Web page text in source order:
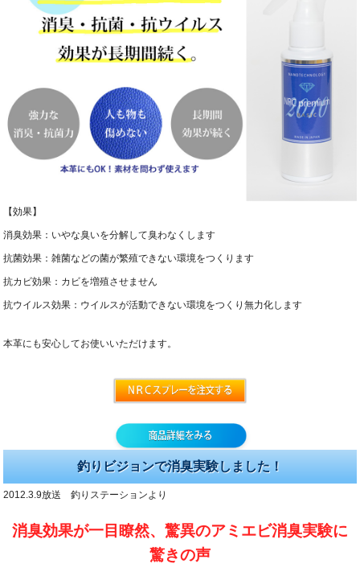
【効果】
消臭効果：いやな臭いを分解して臭わなくします
抗菌効果：雑菌などの菌が繁殖できない環境をつくります
抗カビ効果：カビを増殖させません
抗ウイルス効果：ウイルスが活動できない環境をつくり無力化します
本革にも安心してお使いいただけます。
釣りビジョンで消臭実験しました！
2012.3.9放送 釣りステーションより
消臭効果が一目瞭然、驚異のアミエビ消臭実験に
驚きの声